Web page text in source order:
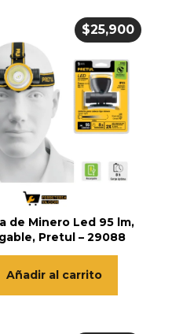
de Minero Led 95 lm,
Pretul – 29088
$25,900
Añadir al carrito